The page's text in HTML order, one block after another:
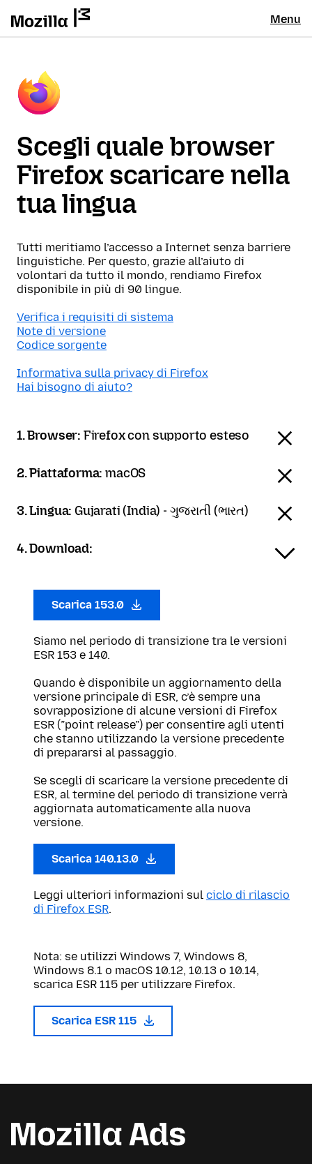
Menu
Scegli quale browser
Firefox scaricare nella
tua lingua
Tutti meritiamo l’accesso a Internet senza barriere
linguistiche. Per questo, grazie all’aiuto di
volontari da tutto il mondo, rendiamo Firefox
disponibile in più di 90 lingue.
Verifica i requisiti di sistema
Note di versione
Codice sorgente
Informativa sulla privacy di Firefox
Hai bisogno di aiuto?
1. Browser: Firefox con supporto esteso
2. Piattaforma:macOS
3. Lingua: Gujarati (India) - ગુજરાતી (ભારત)
4. Download:
Scarica 153.0
Siamo nel periodo di transizione tra le versioni
ESR 153 e 140.
Quando è disponibile un aggiornamento della
versione principale di ESR, c’è sempre una
sovrapposizione di alcune versioni di Firefox
ESR (”point release”) per consentire agli utenti
che stanno utilizzando la versione precedente
di prepararsi al passaggio.
Se scegli di scaricare la versione precedente di
ESR, al termine del periodo di transizione verrà
aggiornata automaticamente alla nuova
versione.
Scarica 140.13.0
Leggi ulteriori informazioni sul ciclo di rilascio
di Firefox ESR.
Nota: se utilizzi Windows 7, Windows 8,
Windows 8.1 o macOS 10.12, 10.13 o 10.14,
scarica ESR 115 per utilizzare Firefox.
Scarica ESR 115